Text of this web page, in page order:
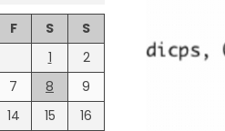
F S
S
1
2
7 8
9
14 15
16